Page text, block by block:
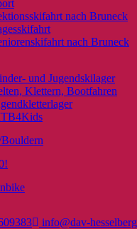
nach Bruneck
nach Bruneck
und Jugendskilager
Klettern, Bootfahren
info@dav-